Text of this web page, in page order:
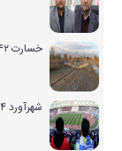
خسارت ۴۲ میلیارد تومانی طوفان به تاسیسات هرمزگان
شهرآورد ۱۰۴ بدون حضور بانوان